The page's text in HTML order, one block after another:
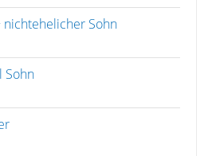
nichtehelicher Sohn
Sohn